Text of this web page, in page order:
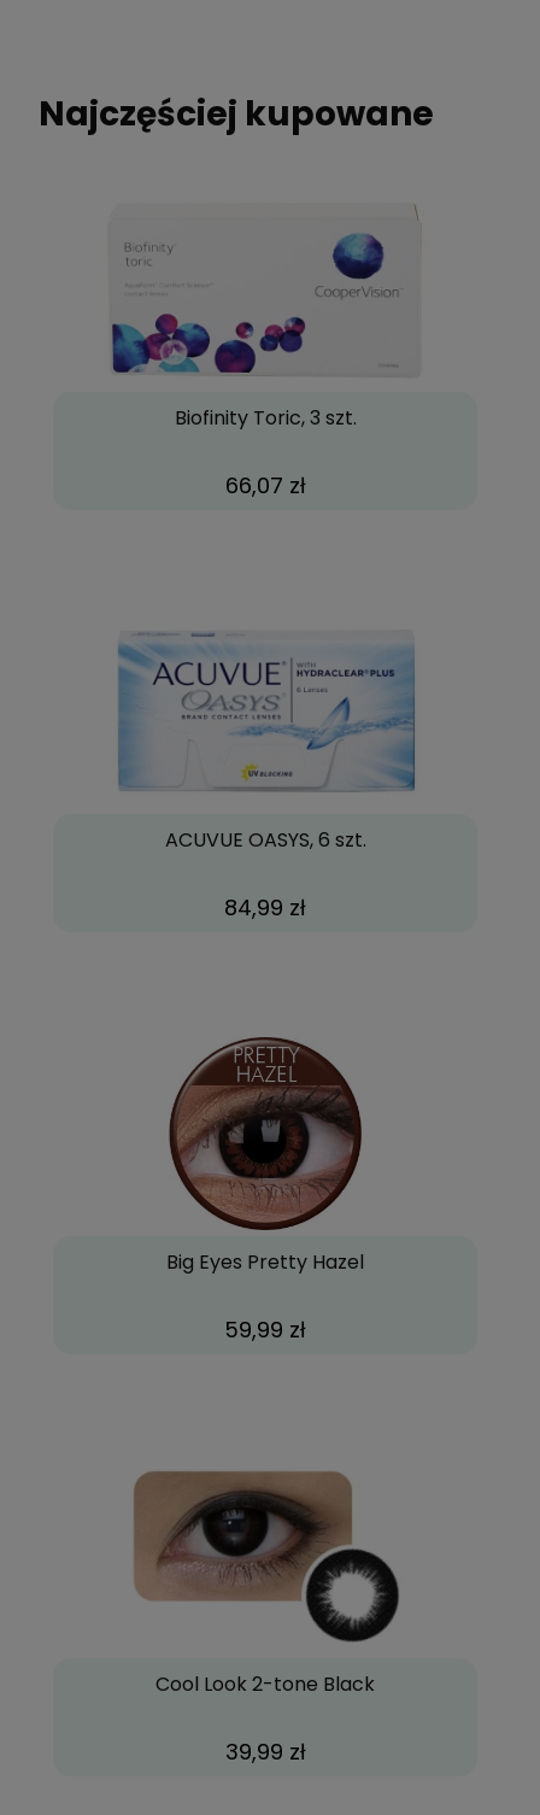
Najczęściej kupowane
Biofinity Toric, 3 szt.
66,07 zł
ACUVUE OASYS, 6 szt.
84,99 zł
Big Eyes Pretty Hazel
59,99 zł
Cool Look 2-tone Black
39,99 zł